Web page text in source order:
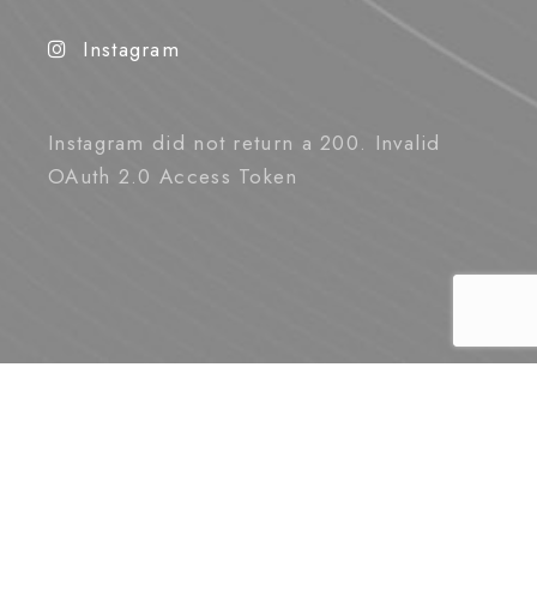
Instagram
Instagram did not return a 200. Invalid
OAuth 2.0 Access Token